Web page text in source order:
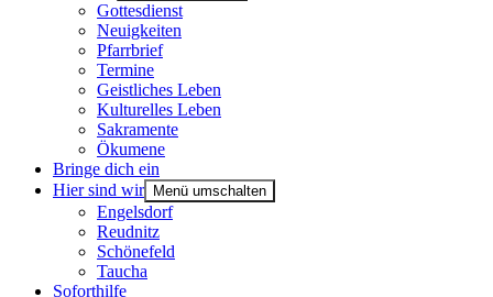
Got­tes­dienst
Neu­ig­kei­ten
Pfarr­brief
Ter­mi­ne
Geist­li­ches Leben
Kul­tu­rel­les Leben
Sakra­men­te
Öku­me­ne
Brin­ge dich ein
Hier sind wir
Menü umschalten
Engels­dorf
Reud­nitz
Schö­ne­feld
Tau­cha
Soforthilfe